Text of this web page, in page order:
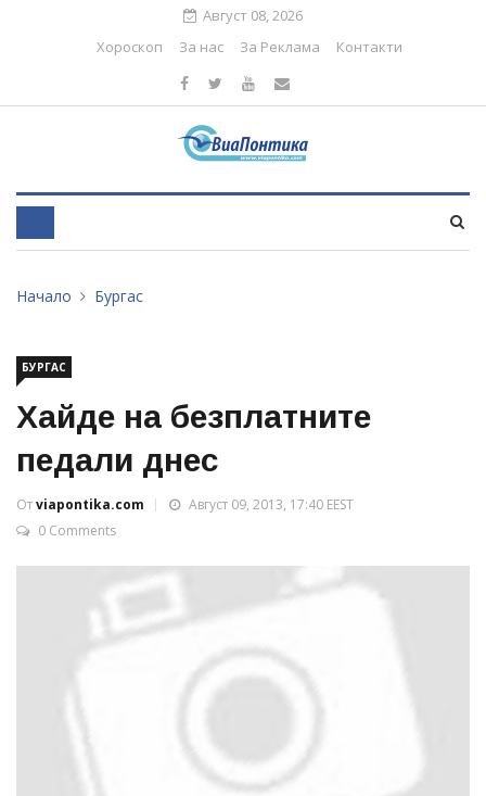
Август 08, 2026
Хороскоп
За нас За Реклама Контакти
Начало Бургас
БУРГАС
Хайде на безплатните
педали днес
Отviapontika.com
Август 09, 2013, 17:40 EEST
0 Comments